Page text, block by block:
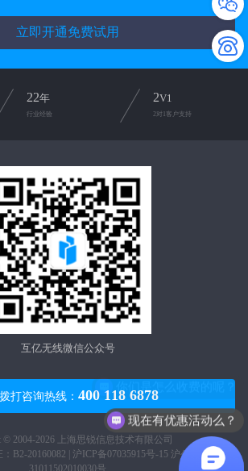
立即开通免费试用
22年
行业经验
2V1
2对1客户支持
互亿无线微信公众号
打咨询热线： 400 118 6878
© 2004-2026 上海思锐信息技术有限公司
B2-20160082 | 沪ICP备07035915号-15 沪公网安备
31011502010030号
你们是怎么收费的呢？
现在有优惠活动么？